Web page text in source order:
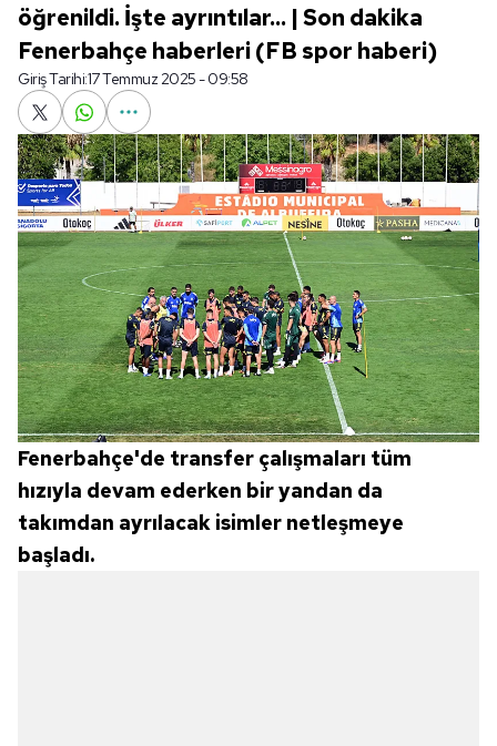
öğrenildi. İşte ayrıntılar... | Son dakika
Fenerbahçe haberleri (FB spor haberi)
Giriş Tarihi:17 Temmuz 2025 - 09:58
Fenerbahçe'de transfer çalışmaları tüm
hızıyla devam ederken bir yandan da
takımdan ayrılacak isimler netleşmeye
başladı.